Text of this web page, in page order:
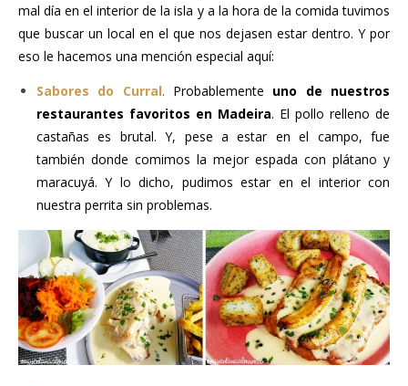
mal día en el interior de la isla y a la hora de la comida tuvimos
que buscar un local en el que nos dejasen estar dentro. Y por
eso le hacemos una mención especial aquí:
Sabores do Curral. Probablemente uno de nuestros
restaurantes favoritos en Madeira. El pollo relleno de
castañas es brutal. Y, pese a estar en el campo, fue
también donde comimos la mejor espada con plátano y
maracuyá. Y lo dicho, pudimos estar en el interior con
nuestra perrita sin problemas.